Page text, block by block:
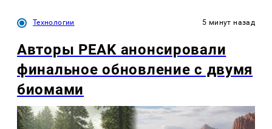
Технологии 5 минут назад
Авторы PEAK анонсировали
финальное обновление с двумя
биомами